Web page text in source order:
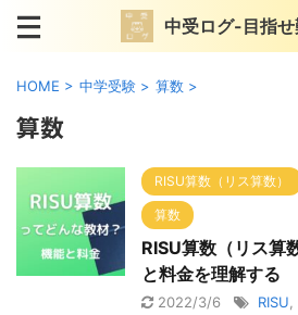
中受ログ-目指
HOME > 中学受験 > 算数 >
算数
RISU算数（リス算数）
算数
RISU算数（リス算
と料金を理解する
2022/3/6 RISU